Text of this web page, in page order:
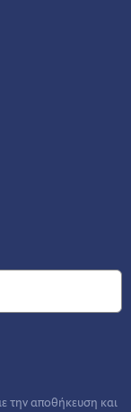
την αποθήκευση και